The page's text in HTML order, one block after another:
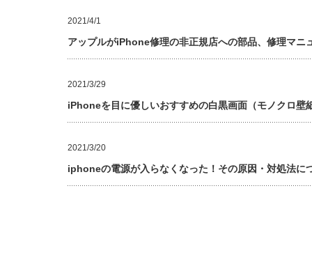
2021/4/1
アップルがiPhone修理の非正規店への部品、修理マニ
2021/3/29
iPhoneを目に優しいおすすめの白黒画面（モノクロ壁
2021/3/20
iphoneの電源が入らなくなった！その原因・対処法に